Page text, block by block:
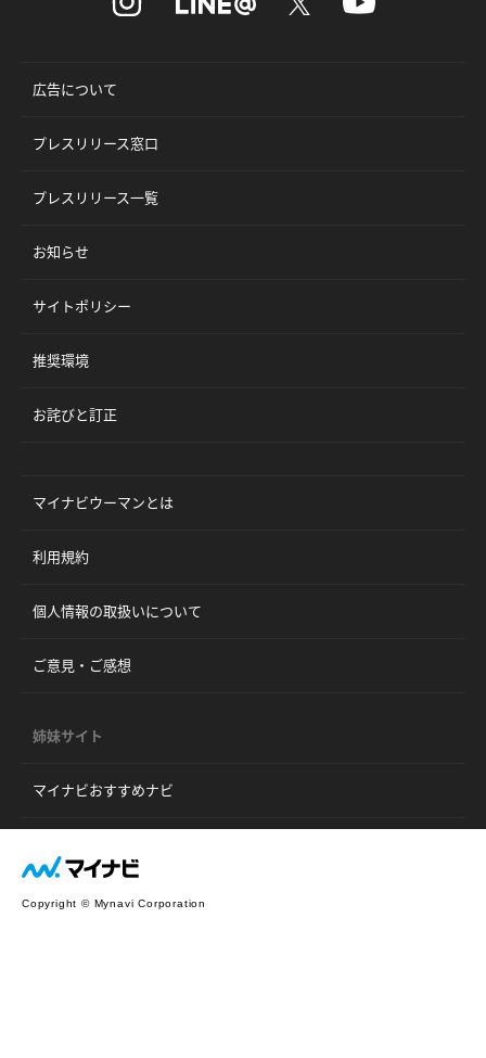
広告について
プレスリリース窓口
プレスリリース一覧
お知らせ
サイトポリシー
推奨環境
お詫びと訂正
マイナビウーマンとは
利用規約
個人情報の取扱いについて
ご意見・ご感想
姉妹サイト
マイナビおすすめナビ
Copyright © Mynavi Corporation